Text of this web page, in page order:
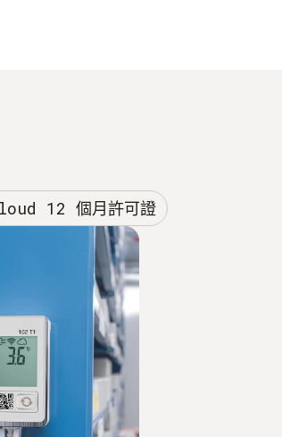
12 個月許可證